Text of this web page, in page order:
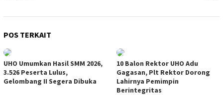
POS TERKAIT
UHO Umumkan Hasil SMM 2026,
3.526 Peserta Lulus,
Gelombang II Segera Dibuka
10 Balon Rektor UHO Adu
Gagasan, Plt Rektor Dorong
Lahirnya Pemimpin
Berintegritas